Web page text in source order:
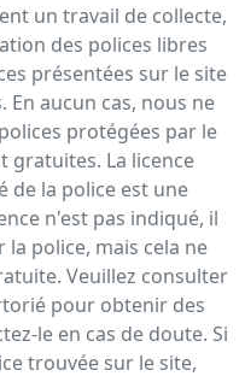
un travail de collecte,
des polices libres
présentées sur le site
aucun cas, nous ne
protégées par le
gratuites. La licence
de la police est une
n'est pas indiqué, il
police, mais cela ne
Veuillez consulter
pour obtenir des
le en cas de doute. Si
trouvée sur le site,